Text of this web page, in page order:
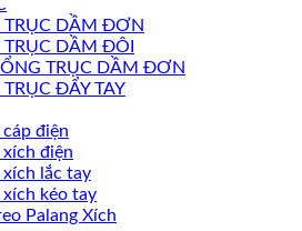
TRỤC DẦM ĐƠN
DẦM ĐÔI
TRỤC DẦM ĐƠN
ĐẨY TAY
cáp điện
xích điện
xích lắc tay
xích kéo tay
Palang Xích